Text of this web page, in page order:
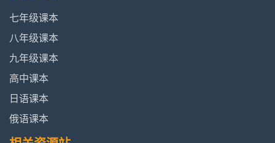
七年级课本
八年级课本
九年级课本
高中课本
日语课本
俄语课本